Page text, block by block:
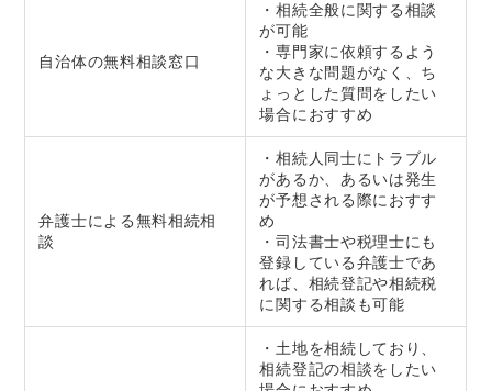
自治体の無料相談窓口
・相続全般に関する相談
が可能
・専門家に依頼するよう
な大きな問題がなく、ち
ょっとした質問をしたい
場合におすすめ
弁護士による無料相続相
談
・相続人同士にトラブル
があるか、あるいは発生
が予想される際におすす
め
・司法書士や税理士にも
登録している弁護士であ
れば、相続登記や相続税
に関する相談も可能
・土地を相続しており、
相続登記の相談をしたい